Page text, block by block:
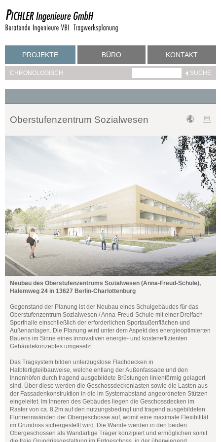
PROJEKTE BÜRO KONTAKT
CHRONOLOGISCH
Oberstufenzentrum Sozialwesen
Neubau des Oberstufenzentrums Sozialwesen (Anna-Freud-Schule),
Halemweg 24 in 13627 Berlin-Charlottenburg
Gegenstand der Planung ist der Neubau eines Schulgebäudes für das
Oberstufenzentrum Sozialwesen / Anna-Freud-Schule mit einer Dreifach-
Sporthalle einschließlich der erforderlichen Sportaußenflächen und
Außenanlagen. Die Planung wird unter dem Aspekt des energieoptimierten
Bauens im Sinne eines innovativen energie- und kosteneffizienten
Gebäudekonzeptes umgesetzt.
Das Tragsystem bilden unterzugslose Flachdecken in
Halbfertigteilbauweise, welche entlang der Außenfassade und den
Innenhöfen durch tragend ausgebildete Brüstungen linienförmig gelagert
sind. Über diese werden die Geschossdeckenlasten sowie die Lasten aus
der Fassadenkonstruktion in die im Systemabstand angeordneten Stützen
eingeleitet. Im Inneren des Gebäudes liegen die Geschossdecken im
Raster von ca. 8,2m auf den nutzungsbedingt und tragend ausgebildeten
Flurtrennwänden der Obergeschosse auf, womit eine maximale Flexibilität
im Grundriss sichergestellt wird. Die Wände werden in den beiden
Obergeschossen als Wandartige Träger konzipiert und ermöglichen somit